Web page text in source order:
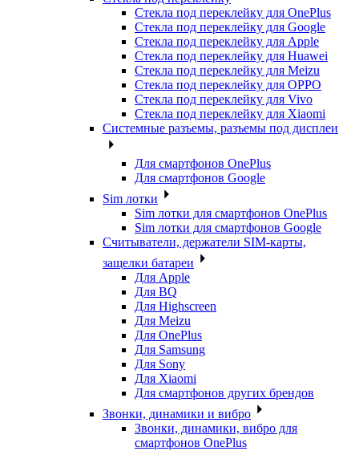
Стекла под переклейку для OnePlus
Стекла под переклейку для Google
Стекла под переклейку для Apple
Стекла под переклейку для Huawei
Стекла под переклейку для Meizu
Стекла под переклейку для OPPO
Стекла под переклейку для Vivo
Стекла под переклейку для Xiaomi
Системные разъемы, разъемы под дисплеи
Для смартфонов OnePlus
Для смартфонов Google
Sim лотки
Sim лотки для смартфонов OnePlus
Sim лотки для смартфонов Google
Считыватели, держатели SIM-карты,
защелки батареи
Для Apple
Для BQ
Для Highscreen
Для Meizu
Для OnePlus
Для Samsung
Для Sony
Для Xiaomi
Для смартфонов других брендов
Звонки, динамики и вибро
Звонки, динамики, вибро для
смартфонов OnePlus